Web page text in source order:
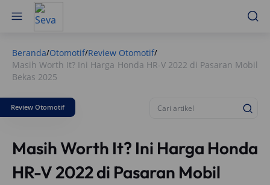
Beranda/Otomotif/Review Otomotif/
Masih Worth It? Ini Harga Honda HR-V 2022 di Pasaran Mobil
Bekas 2025
Review Otomotif
Masih Worth It? Ini Harga Honda
HR-V 2022 di Pasaran Mobil